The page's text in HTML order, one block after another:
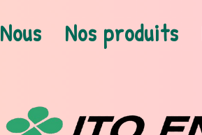
Nous Nos produits